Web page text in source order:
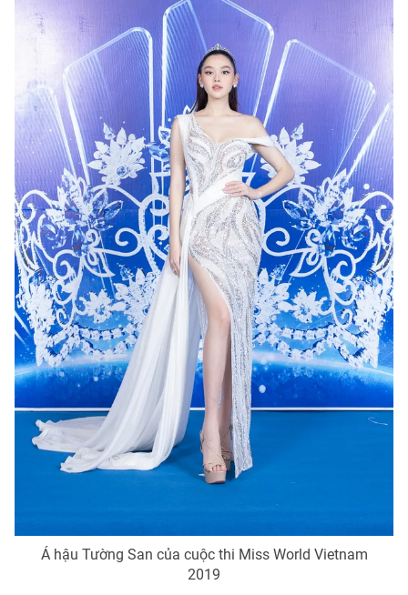
Á hậu Tường San của cuộc thi Miss World Vietnam
2019